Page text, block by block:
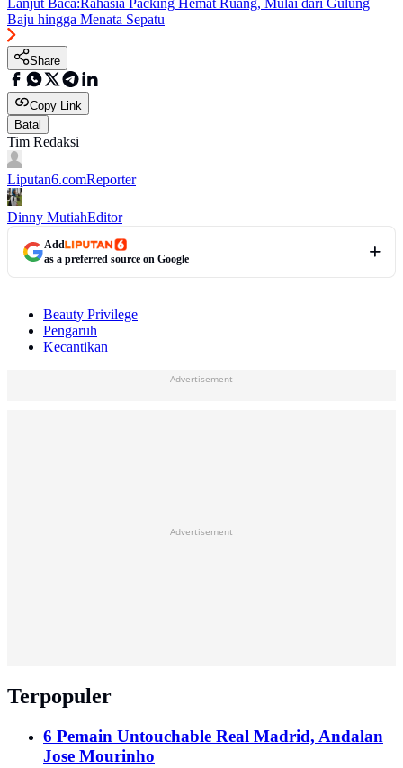
Lanjut Baca:Rahasia Packing Hemat Ruang, Mulai dari Gulung
Baju hingga Menata Sepatu
Share
Copy Link
Batal
Tim Redaksi
Liputan6.comReporter
Dinny MutiahEditor
Add
as a preferred source on Google
Beauty Privilege
Pengaruh
Kecantikan
Advertisement
Advertisement
Terpopuler
6 Pemain Untouchable Real Madrid, Andalan
Jose Mourinho